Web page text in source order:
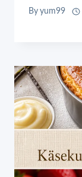
By yum99